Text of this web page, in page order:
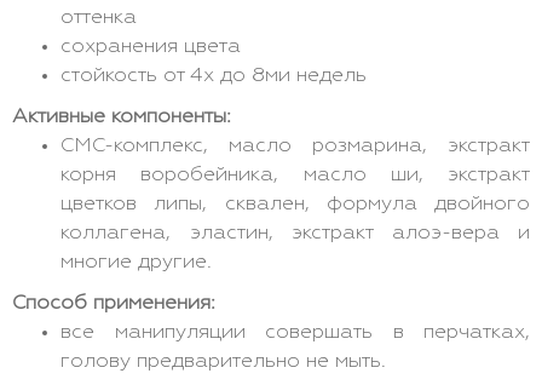
оттенка
сохранения цвета
стойкость от 4х до 8ми недель
Активные компоненты:
СМС-комплекс, масло розмарина, экстракт
корня воробейника, масло ши, экстракт
цветков липы, сквален, формула двойного
коллагена, эластин, экстракт алоэ-вера и
многие другие.
Способ применения:
все манипуляции совершать в перчатках,
голову предварительно не мыть.